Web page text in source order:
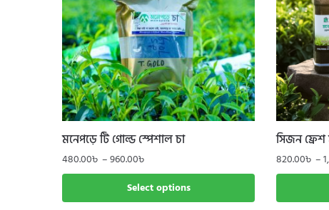
মনেপড়ে টি গোল্ড স্পেশাল চা
480.00৳ –960.00৳
range:
480.00৳
through
Select options
product
সিজন ফ্রেশ
820.00৳ –
product